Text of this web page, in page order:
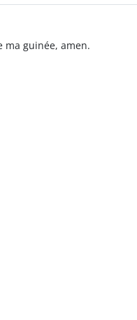
ma guinée, amen.